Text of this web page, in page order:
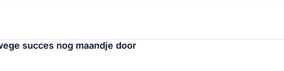
succes nog maandje door